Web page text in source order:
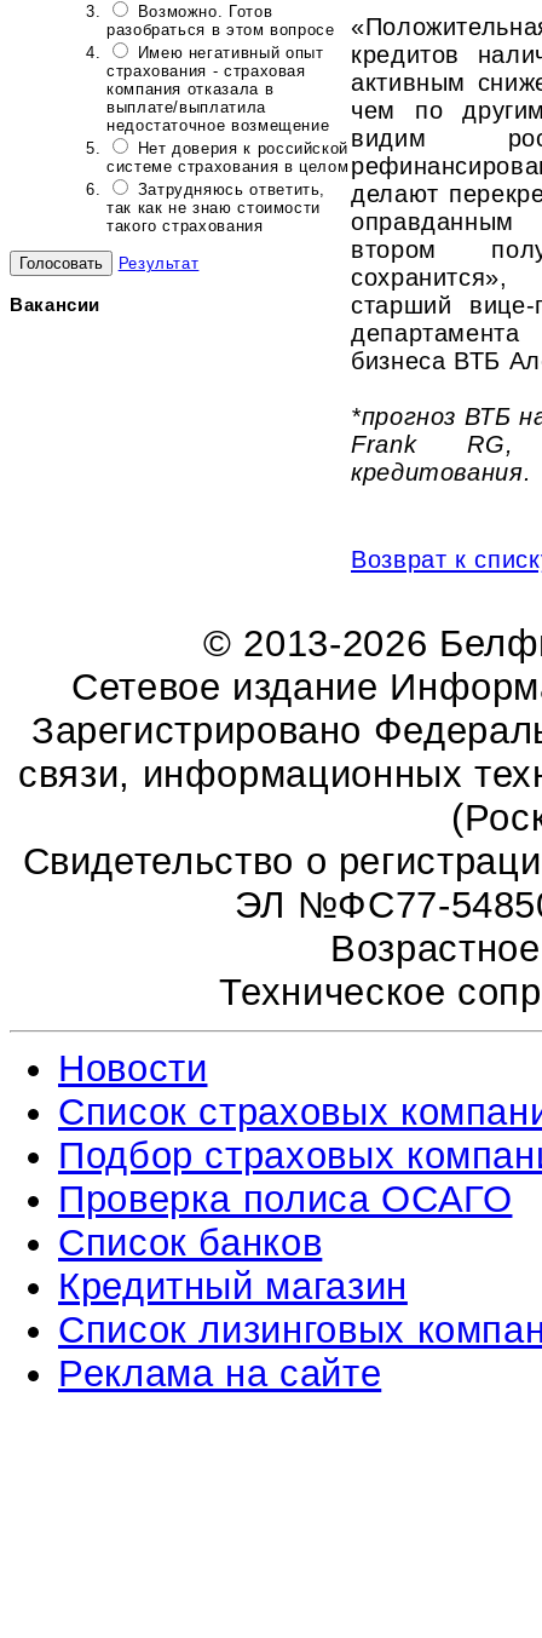
Возможно. Готов
разобраться в этом вопросе
Имею негативный опыт
страхования - страховая
компания отказала в
выплате/выплатила
недостаточное возмещение
Нет доверия к российской
системе страхования в целом
Затрудняюсь ответить,
так как не знаю стоимости
такого страхования
Результат
Вакансии
кредитов
активным
чем по
видим
делают
втором
старший вице-
бизнеса ВТБ
*прогноз ВТБ
Frank
кредитования.
Возврат к
© 2013-2026
Сетевое издание
Зарегистрировано
связи, информационных
Свидетельство о
ЭЛ №ФС77-
Техническое
Новости
Список страховых
Подбор страховых
Проверка полиса ОСАГО
Список банков
Кредитный магазин
Список лизинговых
Реклама на сайте